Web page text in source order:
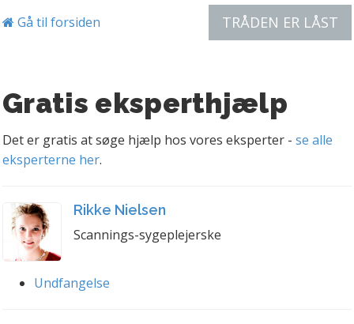
Gå til forsiden TRÅDEN ER LÅST
Gratis eksperthjælp
Det er gratis at søge hjælp hos vores eksperter - se alle
eksperterne her.
Rikke Nielsen
Scannings-sygeplejerske
Undfangelse